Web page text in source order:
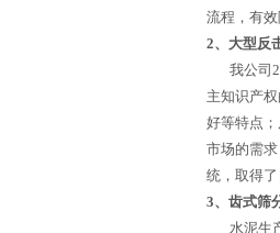
流程，有效
2、大型反
我公司
主知识产
好等特点
市场的需
统，取得了
3、齿式筛
水泥生产